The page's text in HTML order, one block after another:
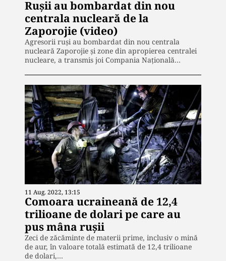
Rușii au bombardat din nou
centrala nucleară de la
Zaporojie (video)
Agresorii ruși au bombardat din nou centrala
nucleară Zaporojie și zone din apropierea centralei
nucleare, a transmis joi Compania Națională…
11 Aug. 2022, 13:15
Comoara ucraineană de 12,4
trilioane de dolari pe care au
pus mâna rușii
Zeci de zăcăminte de materii prime, inclusiv o mină
de aur, în valoare totală estimată de 12,4 trilioane
de dolari,…